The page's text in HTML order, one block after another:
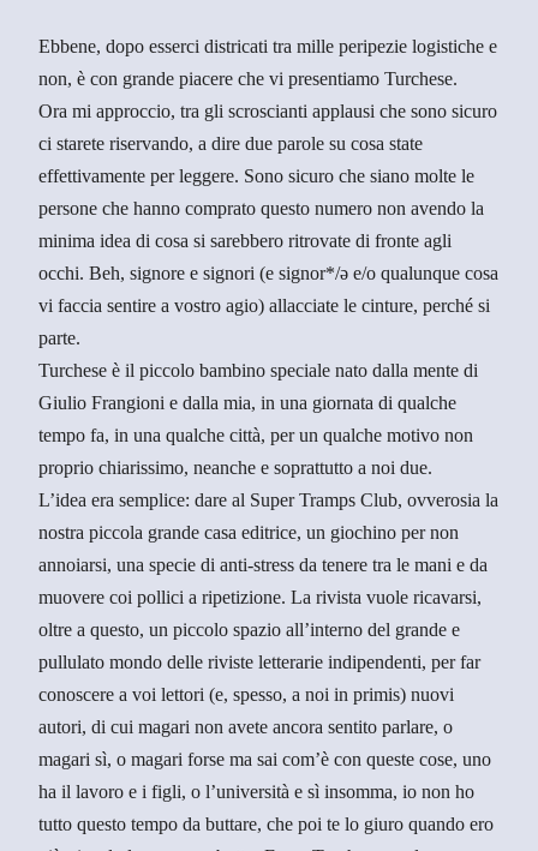
Ebbene, dopo esserci districati tra mille peripezie logistiche e
non, è con grande piacere che vi presentiamo Turchese.
Ora mi approccio, tra gli scroscianti applausi che sono sicuro
ci starete riservando, a dire due parole su cosa state
effettivamente per leggere. Sono sicuro che siano molte le
persone che hanno comprato questo numero non avendo la
minima idea di cosa si sarebbero ritrovate di fronte agli
occhi. Beh, signore e signori (e signor*/ə e/o qualunque cosa
vi faccia sentire a vostro agio) allacciate le cinture, perché si
parte.
Turchese è il piccolo bambino speciale nato dalla mente di
Giulio Frangioni e dalla mia, in una giornata di qualche
tempo fa, in una qualche città, per un qualche motivo non
proprio chiarissimo, neanche e soprattutto a noi due.
L’idea era semplice: dare al Super Tramps Club, ovverosia la
nostra piccola grande casa editrice, un giochino per non
annoiarsi, una specie di anti-stress da tenere tra le mani e da
muovere coi pollici a ripetizione. La rivista vuole ricavarsi,
oltre a questo, un piccolo spazio all’interno del grande e
pullulato mondo delle riviste letterarie indipendenti, per far
conoscere a voi lettori (e, spesso, a noi in primis) nuovi
autori, di cui magari non avete ancora sentito parlare, o
magari sì, o magari forse ma sai com’è con queste cose, uno
ha il lavoro e i figli, o l’università e sì insomma, io non ho
tutto questo tempo da buttare, che poi te lo giuro quando ero